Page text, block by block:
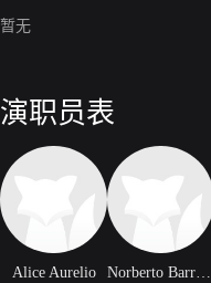
暂无
演职员表
Alice Aurelio Norberto Barroca